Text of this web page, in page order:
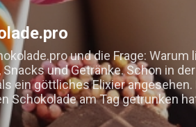
und die Frage:
Snacks und Getränke. Schon in
ein göttliches Elixier
Schokolade am Tag getrunken